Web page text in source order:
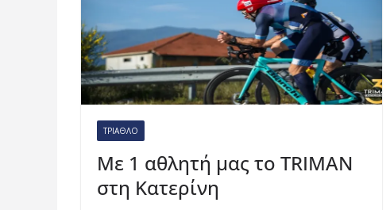
ΤΡΊΑΘΛΟ
Με 1 αθλητή μας το TRIMAN
στη Κατερίνη